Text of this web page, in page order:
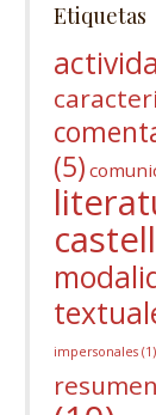
Etiquetas
(5)
impersonales (1)
resumen